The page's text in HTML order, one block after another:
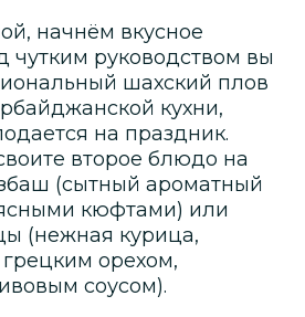
начнём вкусное
чутким руководством вы
шахский плов
кухни,
на праздник.
второе блюдо на
(сытный ароматный
кюфтами) или
(нежная курица,
орехом,
соусом).